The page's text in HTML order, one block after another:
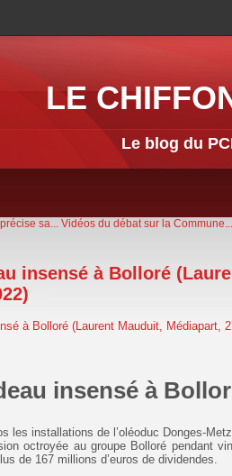
LE
Le blog du
sa... Vidéos du débat sur la
insensé à Bolloré
insensé à
les installations de l’oléoduc Donges-
octroyée au groupe Bolloré pendant
de 167 millions d’euros de dividendes.